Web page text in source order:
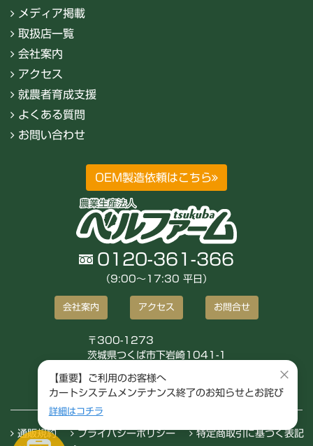
メディア掲載
取扱店一覧
会社案内
アクセス
就農者育成支援
よくある質問
お問い合わせ
OEM製造依頼はこちら
0120-361-366
（9:00〜17:30 平日）
会社案内 アクセス お問合せ
〒300-1273
茨城県つくば市下岩崎1041-1
通販規約 プライバシーポリシー
特定商取引に基づく表記
【重要】ご利用のお客様へ
カートシステムメンテナンス終了のお知らせとお詫び
詳細はコチラ
×